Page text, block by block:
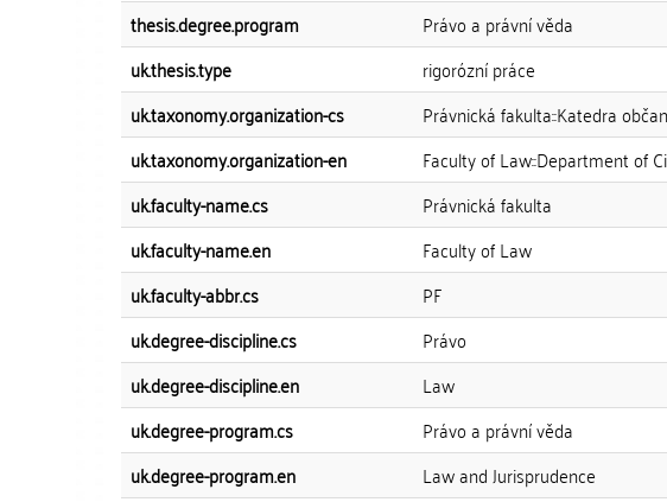
thesis.degree.program
Právo a právní věda
uk.thesis.type
rigorózní práce
uk.taxonomy.organization-cs
Právnická fakulta::Katedra
uk.taxonomy.organization-en
Faculty of Law::Department of
uk.faculty-name.cs
Právnická fakulta
uk.faculty-name.en
Faculty of Law
uk.faculty-abbr.cs
PF
uk.degree-discipline.cs
Právo
uk.degree-discipline.en
Law
uk.degree-program.cs
Právo a právní věda
uk.degree-program.en
Law and Jurisprudence